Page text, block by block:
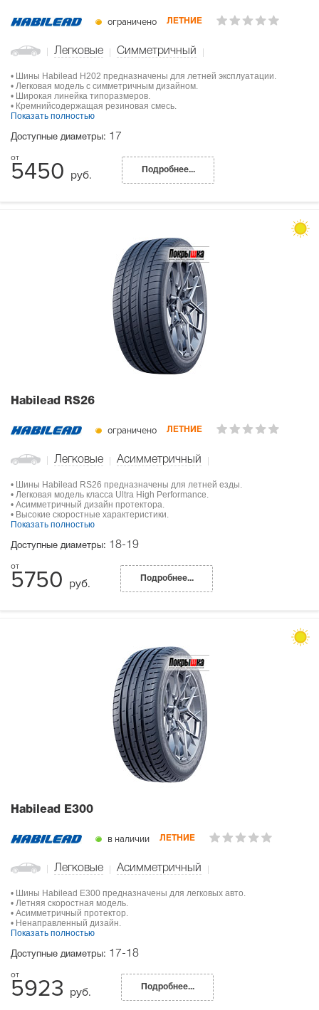
ограничено ЛЕТНИЕ
Легковые Симметричный
• Шины Habilead H202 предназначены для летней эксплуатации.
• Легковая модель с симметричным дизайном.
• Широкая линейка типоразмеров.
• Кремнийсодержащая резиновая смесь.
Показать полностью
Доступные диаметры: 17
5450 руб. Подробнее...
Habilead RS26
ограничено ЛЕТНИЕ
Легковые Асимметричный
• Шины Habilead RS26 предназначены для летней езды.
• Легковая модель класса Ultra High Performance.
• Асимметричный дизайн протектора.
• Высокие скоростные характеристики.
Показать полностью
Доступные диаметры: 18-19
5750 руб. Подробнее...
Habilead E300
в наличии ЛЕТНИЕ
Легковые Асимметричный
• Шины Habilead E300 предназначены для легковых авто.
• Летняя скоростная модель.
• Асимметричный протектор.
• Ненаправленный дизайн.
Показать полностью
Доступные диаметры: 17-18
5923 руб. Подробнее...